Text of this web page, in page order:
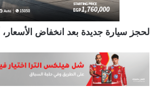
لحجز سيارة جديدة بعد انخفاض